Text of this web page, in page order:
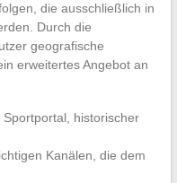
die ausschließlich in
Durch die
geografische
erweitertes Angebot an
Sportportal, historischer
Kanälen, die dem